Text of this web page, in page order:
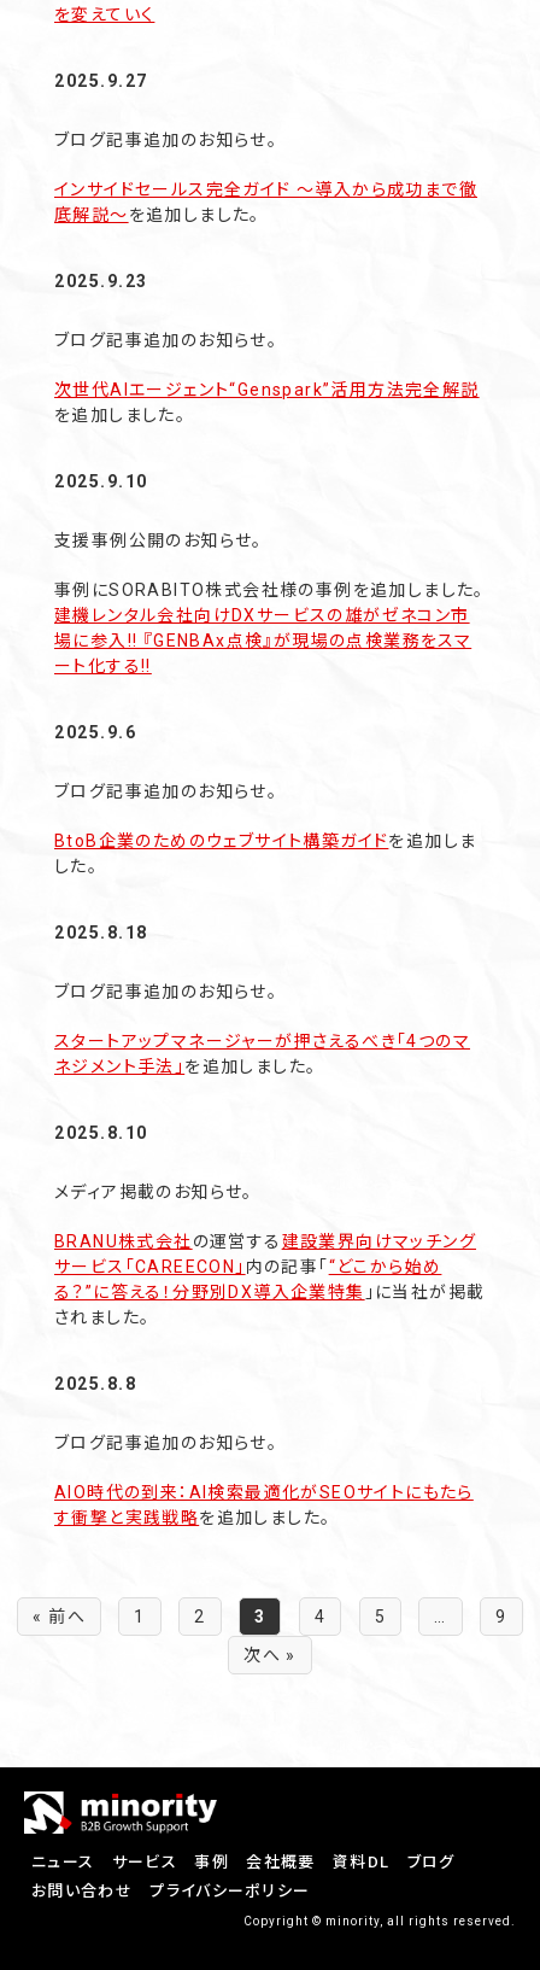
を変えていく
2025.9.27
ブログ記事追加のお知らせ。
インサイドセールス完全ガイド 〜導入から成功まで徹
底解説〜を追加しました。
2025.9.23
ブログ記事追加のお知らせ。
次世代AIエージェント“Genspark”活用方法完全解説
を追加しました。
2025.9.10
支援事例公開のお知らせ。
事例にSORABITO株式会社様の事例を追加しました。
建機レンタル会社向けDXサービスの雄がゼネコン市
場に参入!! 『GENBAx点検』が現場の点検業務をスマ
ート化する!!
2025.9.6
ブログ記事追加のお知らせ。
BtoB企業のためのウェブサイト構築ガイドを追加しま
した。
2025.8.18
ブログ記事追加のお知らせ。
スタートアップマネージャーが押さえるべき「4つのマ
ネジメント手法」 を追加しました。
2025.8.10
メディア掲載のお知らせ。
BRANU株式会社 の運営する 建設業界向けマッチング
サービス「 CAREECON」 内の記事「 “どこから始め
る？”に答える！分野別DX導入企業特集 」に当社が掲載
されました。
2025.8.8
ブログ記事追加のお知らせ。
AIO時代の到来：AI検索最適化がSEOサイトにもたら
す衝撃と実践戦略を追加しました。
« 前へ 1 2 3 4 5
9
次へ »
ニュース サービス 事例 会社概要 資料DL
ブログ
お問い合わせ
プライバシーポリシー
Copyright © minority, all rights reserved.